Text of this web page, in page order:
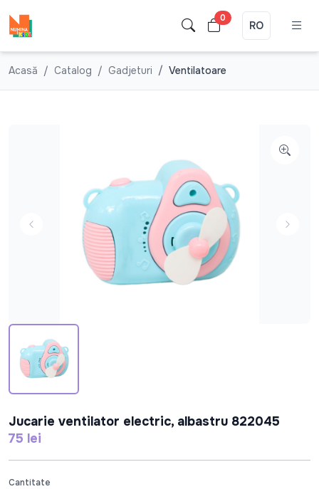
0
RO
Acasă Catalog Gadjeturi Ventilatoare
Jucarie ventilator electric, albastru 822045
75 lei
Cantitate